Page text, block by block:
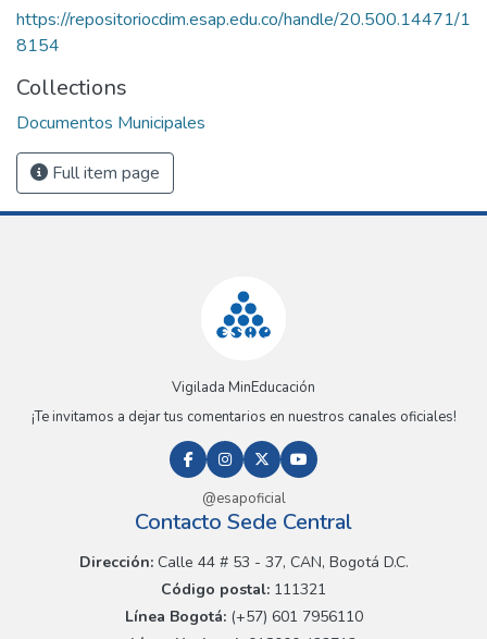
https://repositoriocdim.esap.edu.co/handle/20.500.14471/1
8154
Collections
Documentos Municipales
Full item page
Vigilada MinEducación
¡Te invitamos a dejar tus comentarios en nuestros canales oficiales!
@esapoficial
Contacto Sede Central
Dirección:Calle 44 # 53 - 37, CAN, Bogotá D.C.
Código postal: 111321
Línea Bogotá:(+57) 601 7956110